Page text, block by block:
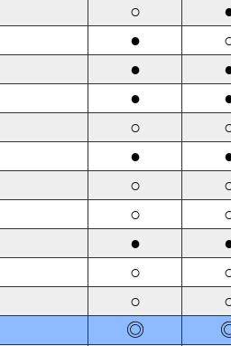
○
●
●
●
○
●
○
○
●
○
○
◎